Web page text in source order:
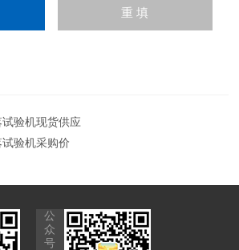
验机现货供应
验机采购价
公
众
号